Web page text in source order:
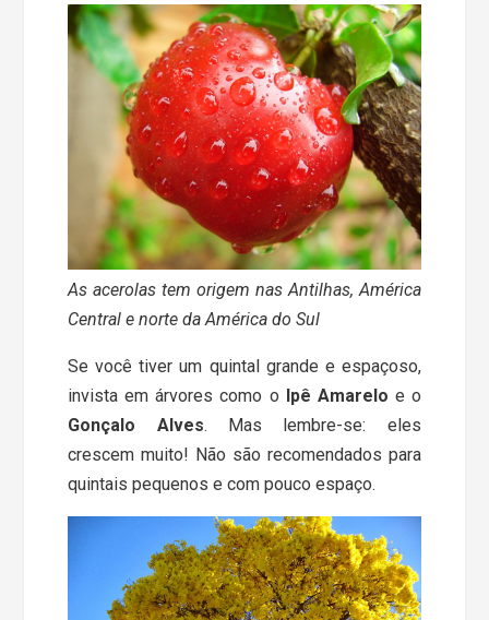
As acerolas tem origem nas Antilhas, América
Central e norte da América do Sul
Se você tiver um quintal grande e espaçoso,
invista em árvores como o Ipê Amarelo e o
Gonçalo Alves. Mas lembre-se: eles
crescem muito! Não são recomendados para
quintais pequenos e com pouco espaço.